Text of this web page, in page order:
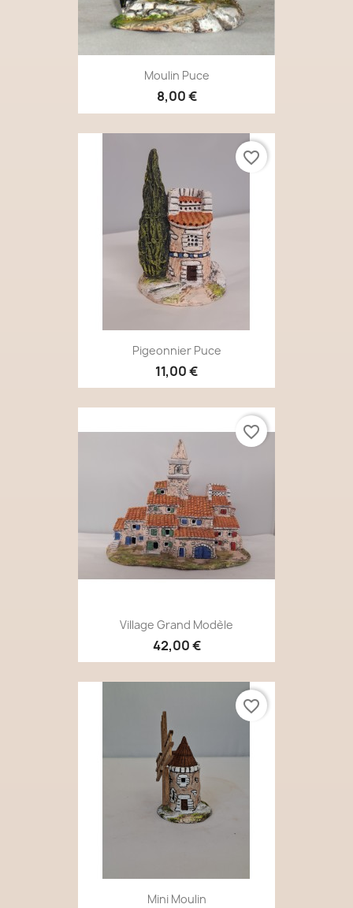
Moulin Puce
8,00 €
Pigeonnier Puce
11,00 €
favorite_border
Village Grand Modèle
42,00 €
favorite_border
Mini Moulin
favorite_border